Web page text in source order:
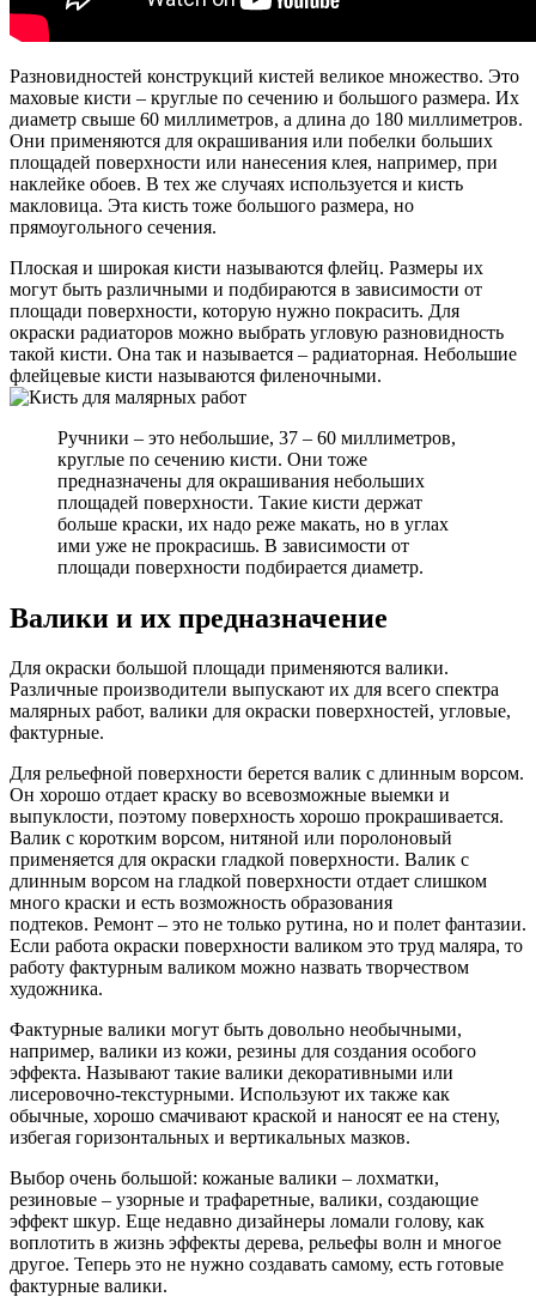
Разновидностей конструкций кистей великое множество. Это
маховые кисти – круглые по сечению и большого размера. Их
диаметр свыше 60 миллиметров, а длина до 180 миллиметров.
Они применяются для окрашивания или побелки больших
площадей поверхности или нанесения клея, например, при
наклейке обоев. В тех же случаях используется и кисть
макловица. Эта кисть тоже большого размера, но
прямоугольного сечения.
Плоская и широкая кисти называются флейц. Размеры их
могут быть различными и подбираются в зависимости от
площади поверхности, которую нужно покрасить. Для
окраски радиаторов можно выбрать угловую разновидность
такой кисти. Она так и называется – радиаторная. Небольшие
флейцевые кисти называются филеночными.
Ручники – это небольшие, 37 – 60 миллиметров,
круглые по сечению кисти. Они тоже
предназначены для окрашивания небольших
площадей поверхности. Такие кисти держат
больше краски, их надо реже макать, но в углах
ими уже не прокрасишь. В зависимости от
площади поверхности подбирается диаметр.
Валики и их предназначение
Для окраски большой площади применяются валики.
Различные производители выпускают их для всего спектра
малярных работ, валики для окраски поверхностей, угловые,
фактурные.
Для рельефной поверхности берется валик с длинным ворсом.
Он хорошо отдает краску во всевозможные выемки и
выпуклости, поэтому поверхность хорошо прокрашивается.
Валик с коротким ворсом, нитяной или поролоновый
применяется для окраски гладкой поверхности. Валик с
длинным ворсом на гладкой поверхности отдает слишком
много краски и есть возможность образования
подтеков. Ремонт – это не только рутина, но и полет фантазии.
Если работа окраски поверхности валиком это труд маляра, то
работу фактурным валиком можно назвать творчеством
художника.
Фактурные валики могут быть довольно необычными,
например, валики из кожи, резины для создания особого
эффекта. Называют такие валики декоративными или
лисеровочно-текстурными. Используют их также как
обычные, хорошо смачивают краской и наносят ее на стену,
избегая горизонтальных и вертикальных мазков.
Выбор очень большой: кожаные валики – лохматки,
резиновые – узорные и трафаретные, валики, создающие
эффект шкур. Еще недавно дизайнеры ломали голову, как
воплотить в жизнь эффекты дерева, рельефы волн и многое
другое. Теперь это не нужно создавать самому, есть готовые
фактурные валики.